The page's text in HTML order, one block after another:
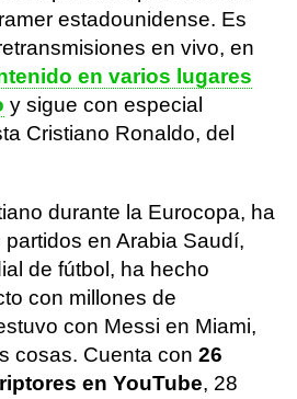
estadounidense. Es
en vivo, en
en varios lugares
y sigue con especial
Cristiano Ronaldo, del
durante la Eurocopa, ha
en Arabia Saudí,
de fútbol, ha hecho
con millones de
con Messi en Miami,
cosas. Cuenta con 26
en YouTube, 28